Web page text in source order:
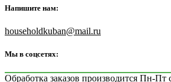
Напишите нам:
householdkuban@mail.ru
Мы в соцсетях:
Обработка заказов производится Пн-Пт